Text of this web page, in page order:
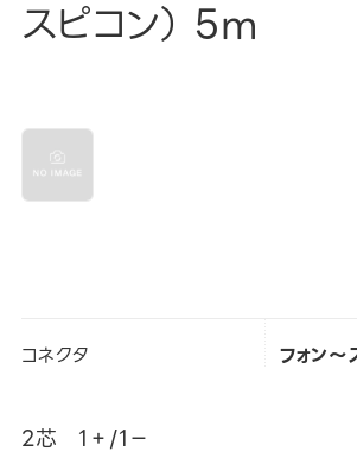
スピコン） 5m
コネクタ フォン～
2芯 1＋/1－